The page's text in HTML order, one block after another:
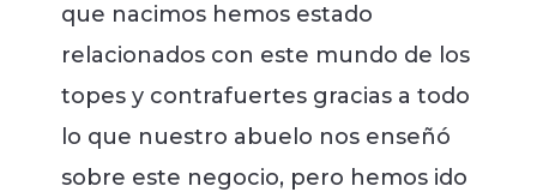
que nacimos hemos estado
relacionados con este mundo de los
topes y contrafuertes gracias a todo
lo que nuestro abuelo nos enseñó
sobre este negocio, pero hemos ido